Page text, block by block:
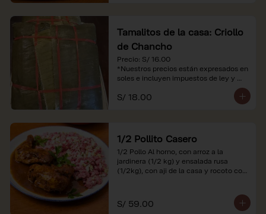
Tamalitos de la casa: Criollo
de Chancho
Precio: S/ 16.00
*Nuestros precios están expresados en
soles e incluyen impuestos de ley y
S/ 18.00
1/2 Pollito Casero
1/2 Pollo Al horno, con arroz a la
jardinera (1/2 kg) y ensalada rusa
(1/2kg), con aji de la casa y rocoto con
*Nuestros precios están expresados en
soles e incluyen impuestos de ley y
S/ 59.00